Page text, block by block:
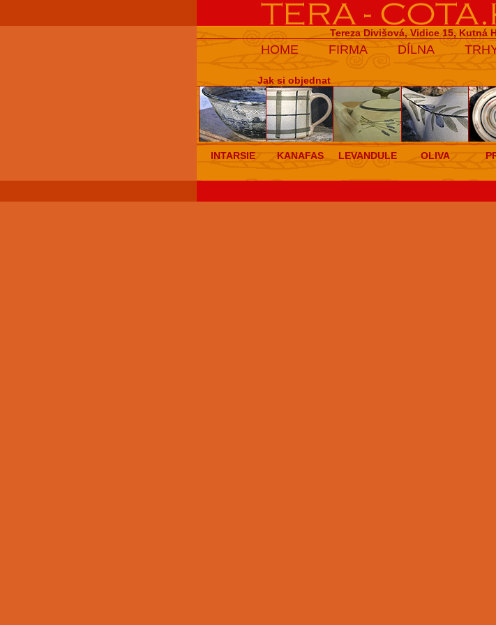
Tereza Divišová, Vidice 15, Kutná
HOME FIRMA DÍLNA
Jak si objednat
INTARSIE KANAFAS LEVANDULE OLIVA